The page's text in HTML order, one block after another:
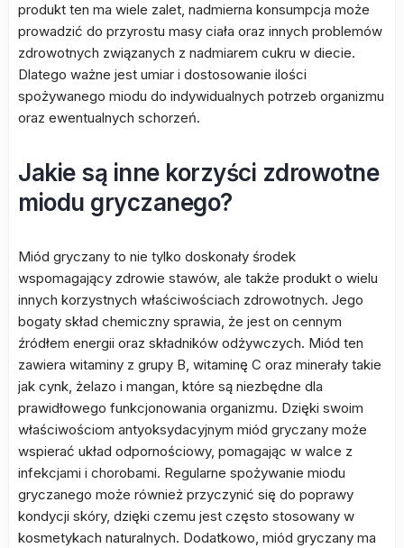
produkt ten ma wiele zalet, nadmierna konsumpcja może
prowadzić do przyrostu masy ciała oraz innych problemów
zdrowotnych związanych z nadmiarem cukru w diecie.
Dlatego ważne jest umiar i dostosowanie ilości
spożywanego miodu do indywidualnych potrzeb organizmu
oraz ewentualnych schorzeń.
Jakie są inne korzyści zdrowotne
miodu gryczanego?
Miód gryczany to nie tylko doskonały środek
wspomagający zdrowie stawów, ale także produkt o wielu
innych korzystnych właściwościach zdrowotnych. Jego
bogaty skład chemiczny sprawia, że jest on cennym
źródłem energii oraz składników odżywczych. Miód ten
zawiera witaminy z grupy B, witaminę C oraz minerały takie
jak cynk, żelazo i mangan, które są niezbędne dla
prawidłowego funkcjonowania organizmu. Dzięki swoim
właściwościom antyoksydacyjnym miód gryczany może
wspierać układ odpornościowy, pomagając w walce z
infekcjami i chorobami. Regularne spożywanie miodu
gryczanego może również przyczynić się do poprawy
kondycji skóry, dzięki czemu jest często stosowany w
kosmetykach naturalnych. Dodatkowo, miód gryczany ma